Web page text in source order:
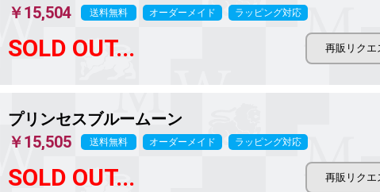
￥15,504
送料無料 オーダーメイド ラッピング対応
SOLD OUT...
プリンセスブルームーン
￥15,505
送料無料 オーダーメイド ラッピング対応
SOLD OUT...